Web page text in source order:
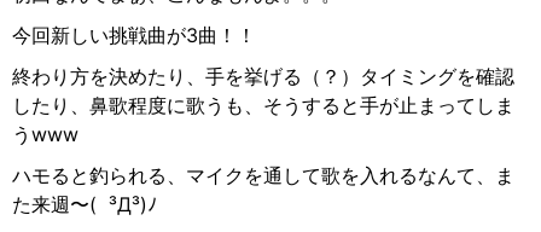
今回新しい挑戦曲が3曲！！
終わり方を決めたり、手を挙げる（？）タイミングを確認
したり、鼻歌程度に歌うも、そうすると手が止まってしま
う www
ハモると釣られる、マイクを通して歌を入れるなんて、ま
た来週〜( ³Д³)ﾉ